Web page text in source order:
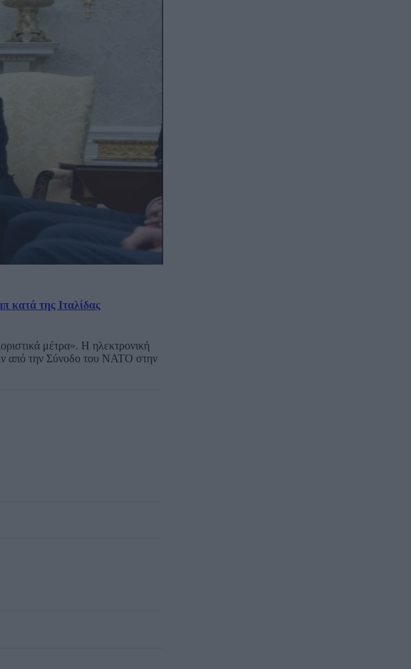
κατά της Ιταλίδας
μέτρα». Η ηλεκτρονική
από την Σύνοδο του ΝΑΤΟ στην